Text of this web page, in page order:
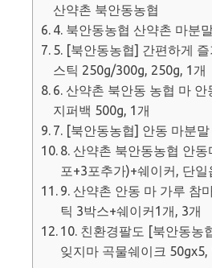
산약촌 북안동농협
4. 북안동농협 산약촌 마분
5. [북안동농협] 간편하게
스틱 250g/300g, 250g, 1개
6. 산약촌 북안동 농협 마
지퍼백 500g, 1개
7. [북안동농협] 안동 마분말
8. 산약촌 북안동농협 안
포+3포추가)+쉐이커, 단일
9. 산약촌 안동 마 가루 참
틱 3박스+쉐이커1개, 3개
10. 친환경팔도 [북안동농
잊지마 곡물쉐이크 50gx5,